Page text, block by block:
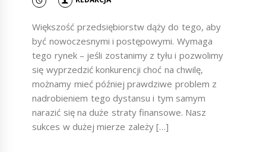
Większość przedsiębiorstw dąży do tego, aby
być nowoczesnymi i postępowymi. Wymaga
tego rynek – jeśli zostanimy z tyłu i pozwolimy
się wyprzedzić konkurencji choć na chwilę,
możnamy mieć później prawdziwe problem z
nadrobieniem tego dystansu i tym samym
narazić się na duże straty finansowe. Nasz
sukces w dużej mierze zależy […]